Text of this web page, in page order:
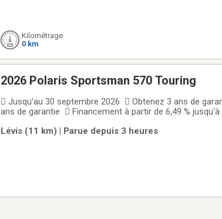
Kilométrage
0 km
2026 Polaris Sportsman 570 Touring
 Jusqu'au 30 septembre 2026  Obtenez 3 ans de
ans de garantie  Financement à partir de 6,49 %
Sportsman Touring est conçu pour profiter
Lévis (11 km) | Parue depuis 3 heures